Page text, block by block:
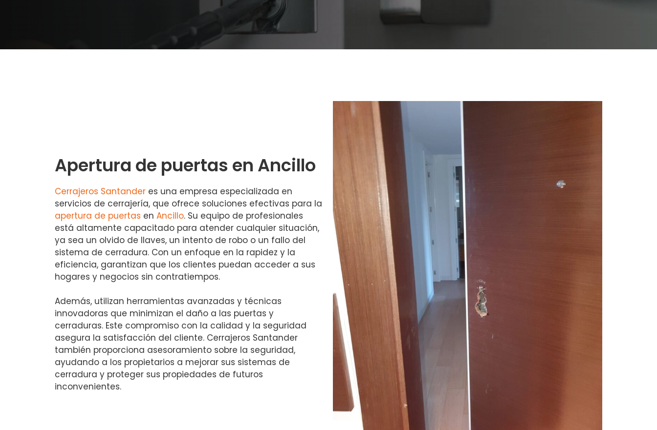
Apertura de puertas en Ancillo
Cerrajeros Santander es una empresa especializada en
servicios de cerrajería, que ofrece soluciones efectivas para la
apertura de puertas en Ancillo. Su equipo de profesionales
está altamente capacitado para atender cualquier situación,
ya sea un olvido de llaves, un intento de robo o un fallo del
sistema de cerradura. Con un enfoque en la rapidez y la
eficiencia, garantizan que los clientes puedan acceder a sus
hogares y negocios sin contratiempos.
Además, utilizan herramientas avanzadas y técnicas
innovadoras que minimizan el daño a las puertas y
cerraduras. Este compromiso con la calidad y la seguridad
asegura la satisfacción del cliente. Cerrajeros Santander
también proporciona asesoramiento sobre la seguridad,
ayudando a los propietarios a mejorar sus sistemas de
cerradura y proteger sus propiedades de futuros
inconvenientes.